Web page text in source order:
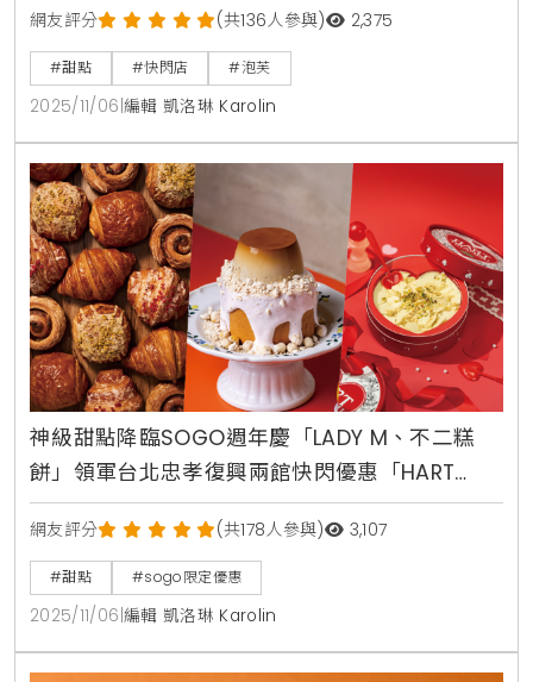
網友評分 (共136人參與) 2,375
#甜點 #快閃店 #泡芙
2025/11/06 編輯 凱洛琳 Karolin
神級甜點降臨SOGO週年慶「LADY M、不二糕
餅」領軍台北忠孝復興兩館快閃優惠「HART
TIRAMISU」必吃
網友評分 (共178人參與) 3,107
#甜點 #sogo限定優惠
2025/11/06 編輯 凱洛琳 Karolin